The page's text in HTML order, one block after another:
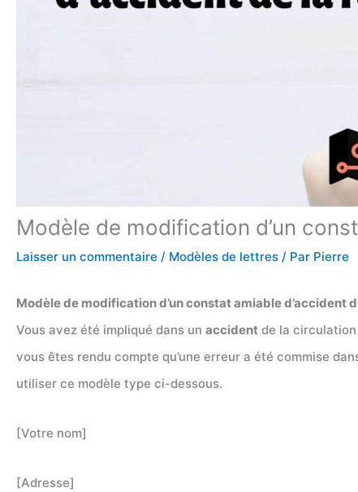
Modèle de modification d’un
Laisser un commentaire / Modèles de lettres / Par Pierre
Modèle de modification d’un constat amiable d’accident
Vous avez été impliqué dans un accident de la circulation
vous êtes rendu compte qu’une erreur a été commise
utiliser ce modèle type ci-dessous.
[Votre nom]
[Adresse]